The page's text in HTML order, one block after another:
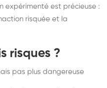
expérimenté est précieuse :
risquée et la
risques ?
pas plus dangereuse